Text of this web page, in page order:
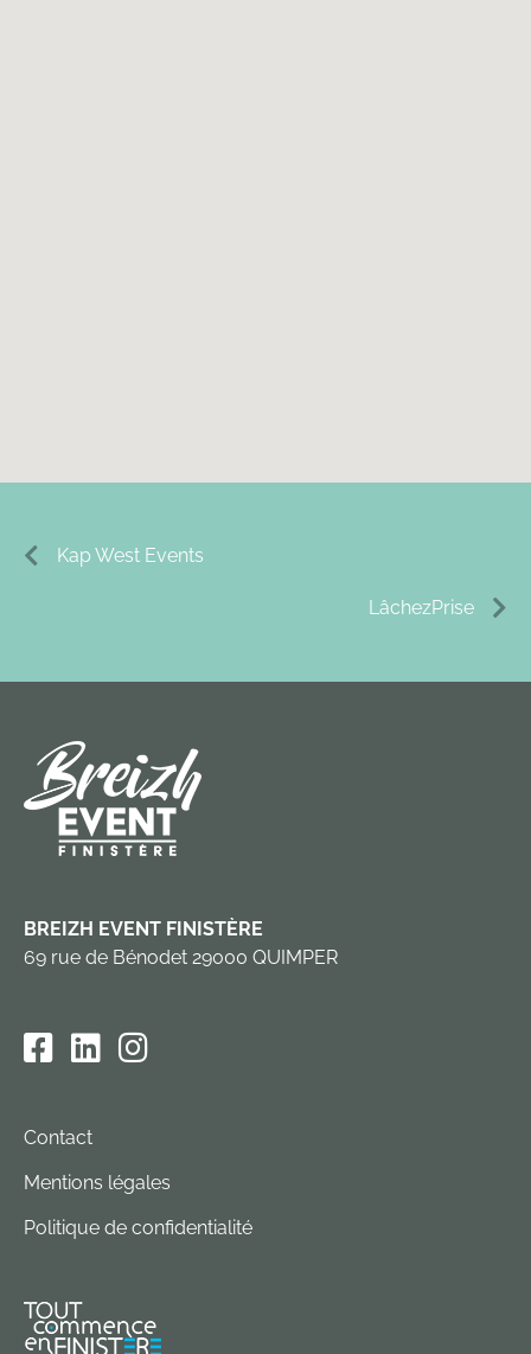
Kap West Events
LâchezPrise
BREIZH EVENT FINISTÈRE
69 rue de Bénodet 29000 QUIMPER
Contact
Mentions légales
Politique de confidentialité